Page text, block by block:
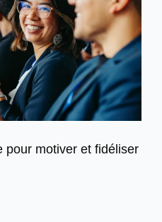
pour motiver et fidéliser